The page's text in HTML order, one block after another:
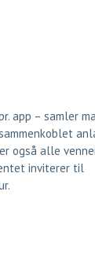
app – samler
også alle
inviterer til